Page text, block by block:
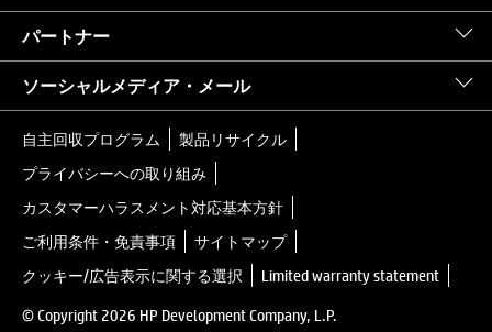
パートナー
ソーシャルメディア・メール
自主回収プログラム
製品リサイクル
プライバシーへの取り組み
カスタマーハラスメント対応基本方針
ご利用条件・免責事項
サイトマップ
クッキー/広告表示に関する選択
Limited warranty statement
© Copyright 2026 HP Development Company, L.P.